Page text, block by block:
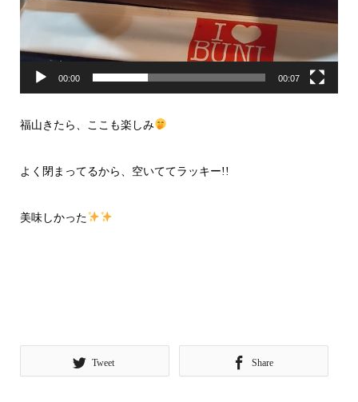
00:00 00:07
福山きたら、ここも楽しみ
よく閉まってるから、空いててラッキー!!
美味しかった
Tweet Share